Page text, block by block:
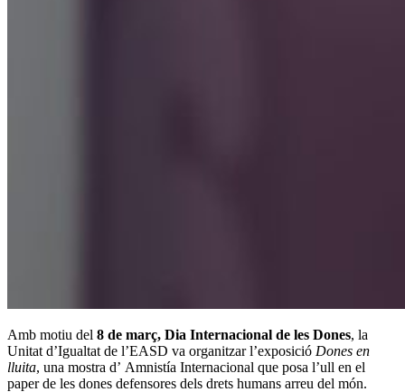
Amb motiu del 8 de març, Dia Internacional de les Dones, la
Unitat d’Igualtat de l’EASD va organitzar l’exposició Dones en
lluita, una mostra d’ Amnistía Internacional que posa l’ull en el
paper de les dones defensores dels drets humans arreu del món.